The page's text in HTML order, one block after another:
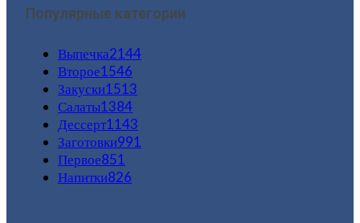
Популярные категории
Выпечка2144
Второе1546
Закуски1513
Салаты1384
Дессерт1143
Заготовки991
Первое851
Напитки826